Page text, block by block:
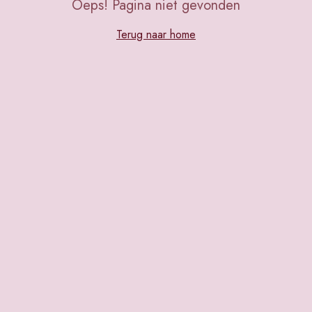
Oeps! Pagina niet gevonden
Terug naar home